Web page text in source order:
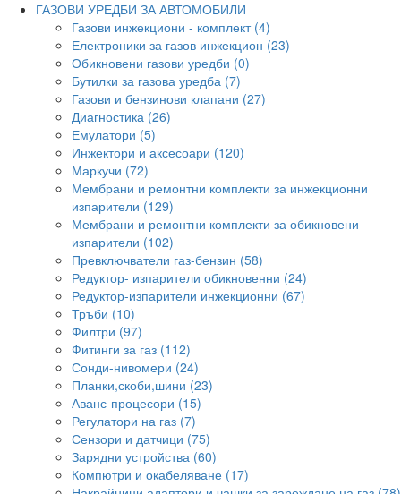
ГАЗОВИ УРЕДБИ ЗА АВТОМОБИЛИ
Газови инжекциони - комплект (4)
Електроники за газов инжекцион (23)
Обикновени газови уредби (0)
Бутилки за газова уредба (7)
Газови и бензинови клапани (27)
Диагностика (26)
Емулатори (5)
Инжектори и аксесоари (120)
Маркучи (72)
Мембрани и ремонтни комплекти за инжекционни
изпарители (129)
Мембрани и ремонтни комплекти за обикновени
изпарители (102)
Превключватели газ-бензин (58)
Редуктор- изпарители обикновенни (24)
Редуктор-изпарители инжекционни (67)
Тръби (10)
Филтри (97)
Фитинги за газ (112)
Сонди-нивомери (24)
Планки,скоби,шини (23)
Аванс-процесори (15)
Регулатори на газ (7)
Сензори и датчици (75)
Зарядни устройства (60)
Компютри и окабеляване (17)